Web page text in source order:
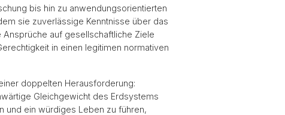
bis hin zu anwendungsorientierten
sie zuverlässige Kenntnisse über das
auf gesellschaftliche Ziele
in einen legitimen normativen
doppelten Herausforderung:
Gleichgewicht des Erdsystems
und ein würdiges Leben zu führen,